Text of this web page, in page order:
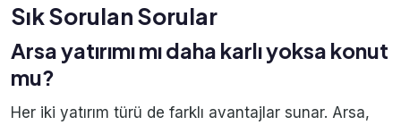
Sık Sorulan Sorular
Arsa yatırımı mı daha karlı yoksa konut
mu?
Her iki yatırım türü de farklı avantajlar sunar. Arsa,